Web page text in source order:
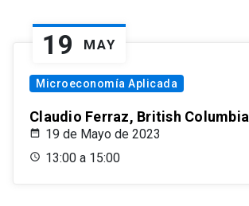
19 MAY
Microeconomía Aplicada
Claudio Ferraz, British Columbia
19 de Mayo de 2023
13:00 a 15:00